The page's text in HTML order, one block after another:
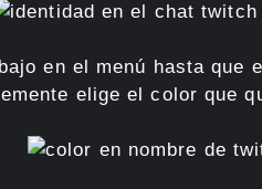
en el menú hasta que
elige el color que